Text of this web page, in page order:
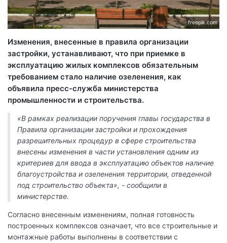
freepik.com
Изменения, внесенные в правила организации
застройки, устанавливают, что при приемке в
эксплуатацию жилых комплексов обязательным
требованием стало наличие озеленения, как
объявила пресс-служба министерства
промышленности и строительства.
«В рамках реализации поручения главы государства в
Правила организации застройки и прохождения
разрешительных процедур в сфере строительства
внесены изменения в части установления одним из
критериев для ввода в эксплуатацию объектов наличие
благоустройства и озеленения территории, отведенной
под строительство объекта», - сообщили в
министерстве.
Согласно внесенным изменениям, полная готовность
построенных комплексов означает, что все строительные и
монтажные работы выполнены в соответствии с